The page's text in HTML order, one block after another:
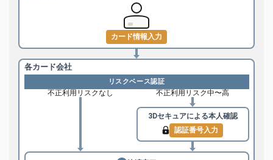
カード情報入力
各カード会社
リスクベース認証
不正利用リスクなし 不正利用リスク中〜高
3Dセキュアによる本人確認
認証番号入力